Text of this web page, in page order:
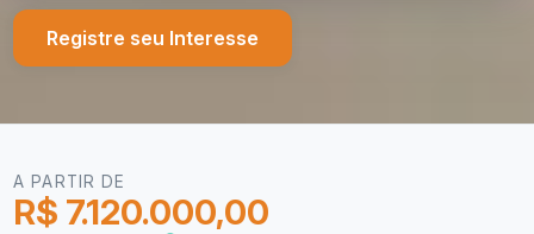
Registre seu Interesse
A PARTIR DE
R$ 7.120.000,00